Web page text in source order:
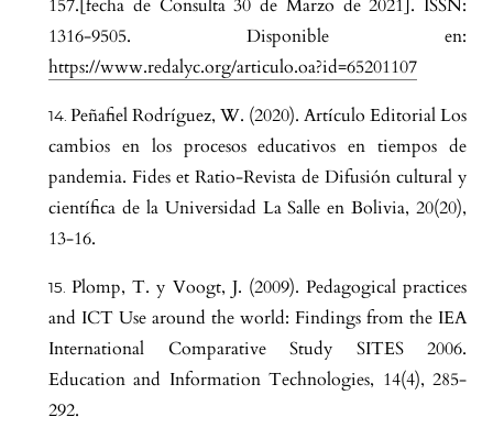
157.[fecha de Consulta 30 de Marzo de 2021]. ISSN:
1316-9505. Disponible en:
https://www.redalyc.org/articulo.oa?id=65201107
Peñafiel Rodríguez, W. (2020). Artículo Editorial Los
cambios en los procesos educativos en tiempos de
pandemia. Fides et Ratio-Revista de Difusión cultural y
científica de la Universidad La Salle en Bolivia, 20(20),
13-16.
Plomp, T. y Voogt, J. (2009). Pedagogical practices
and ICT Use around the world: Findings from the IEA
International Comparative Study SITES 2006.
Education and Information Technologies, 14(4), 285-
292.